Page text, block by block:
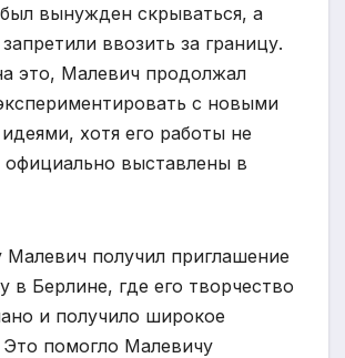
вынужден скрываться, а
ввозить за границу.
это, Малевич продолжал
с новыми
хотя его работы не
официально выставлены в
Малевич получил приглашение
в Берлине, где его творчество
и получило широкое
Это помогло Малевичу